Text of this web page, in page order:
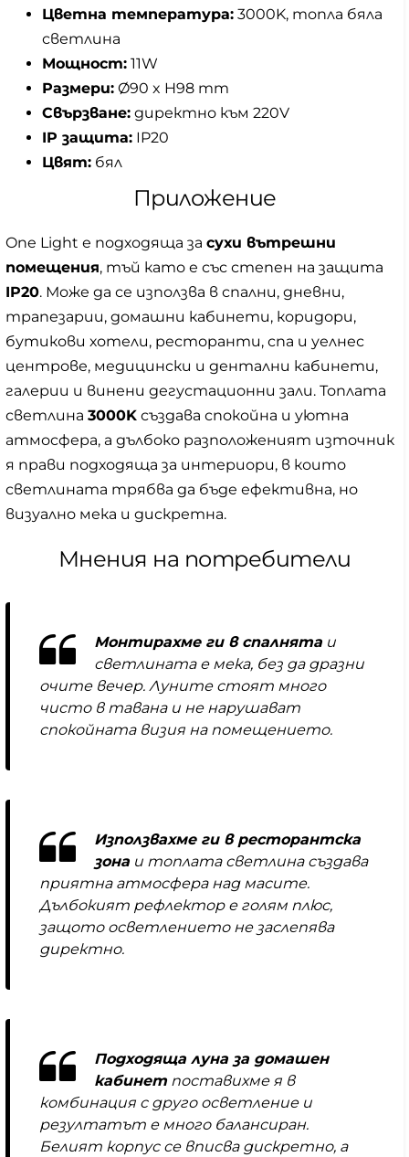
Цветна температура: 3000K, топла бяла
светлина
Мощност: 11W
Размери: Ø90 x H98 mm
Свързване: директно към 220V
IP защита: IP20
Цвят: бял
Приложение
One Light е подходяща за сухи вътрешни
помещения, тъй като е със степен на защита
IP20. Може да се използва в спални, дневни,
трапезарии, домашни кабинети, коридори,
бутикови хотели, ресторанти, спа и уелнес
центрове, медицински и дентални кабинети,
галерии и винени дегустационни зали. Топлата
светлина 3000K създава спокойна и уютна
атмосфера, а дълбоко разположеният източник
я прави подходяща за интериори, в които
светлината трябва да бъде ефективна, но
визуално мека и дискретна.
Мнения на потребители
Монтирахме ги в спалнята и
светлината е мека, без да дразни
очите вечер. Луните стоят много
чисто в тавана и не нарушават
спокойната визия на помещението.
Използвахме ги в ресторантска
зона и топлата светлина създава
приятна атмосфера над масите.
Дълбокият рефлектор е голям плюс,
защото осветлението не заслепява
директно.
Подходяща луна за домашен
кабинетпоставихме я в
комбинация с друго осветление и
резултатът е много балансиран.
Белият корпус се вписва дискретно, а